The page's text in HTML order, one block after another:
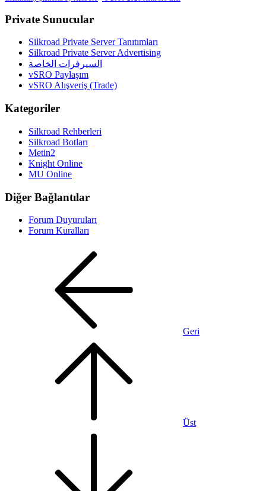
Private Sunucular
Silkroad Private Server Tanıtımları
Silkroad Private Server Advertising
السيرفرات الخاصة
vSRO Paylaşım
vSRO Alışveriş (Trade)
Kategoriler
Silkroad Rehberleri
Silkroad Botları
Metin2
Knight Online
MU Online
Diğer Bağlantılar
Forum Duyuruları
Forum Kuralları
Geri
Üst